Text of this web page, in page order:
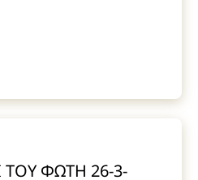
ΤΟΥ ΦΩΤΗ 26-3-